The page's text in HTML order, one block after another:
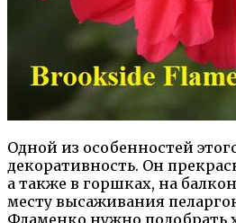
Одной из особенностей
декоративность. Он
а также в горшках, на
месту высаживания
Фламенко нужно подобрать